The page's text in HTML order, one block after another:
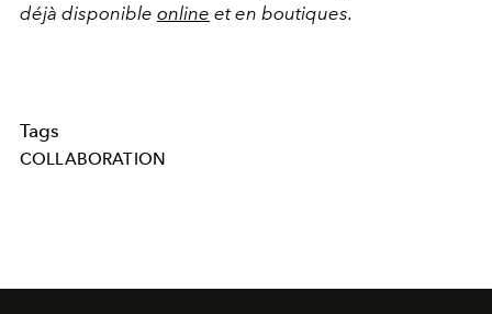
déjà disponible online et en boutiques.
Tags
COLLABORATION